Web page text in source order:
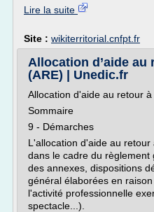
Lire la suite
Site : wikiterritorial.cnfpt.fr
Allocation d’aide au
(ARE) | Unedic.fr
Allocation d'aide au retour
Sommaire
9 - Démarches
L'allocation d'aide au
dans le cadre du
des annexes, dispositions
général élaborées en
l'activité professionnelle
spectacle...).